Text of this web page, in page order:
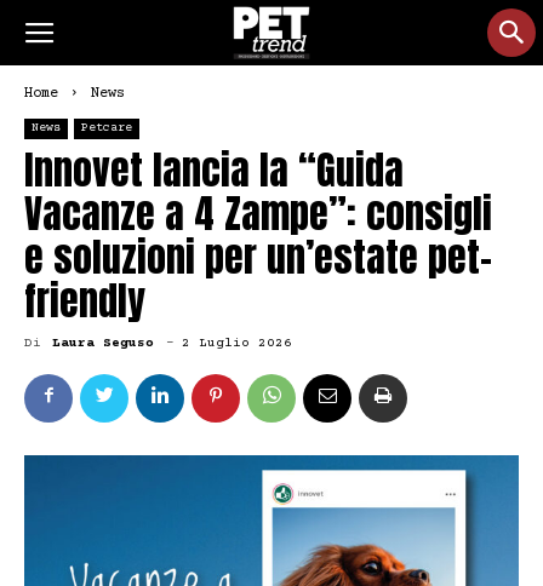
Home News
News Petcare
Innovet lancia la “Guida
Vacanze a 4 Zampe”: consigli
e soluzioni per un’estate pet-
friendly
Di Laura Seguso - 2 Luglio 2026